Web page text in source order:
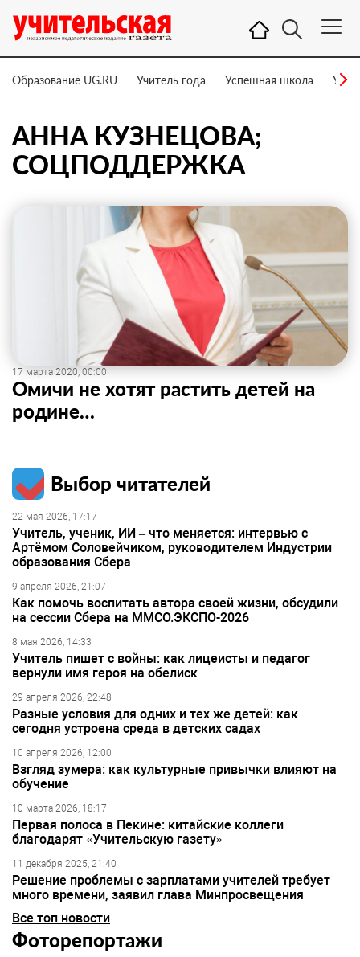
Образование UG.RU Учитель года Успешная школа
АННА КУЗНЕЦОВА;
СОЦПОДДЕРЖКА
17 марта 2020, 00:00
Омичи не хотят растить детей на
родине…
Выбор читателей
22 мая 2026, 17:17
Учитель, ученик, ИИ – что меняется: интервью с
Артёмом Соловейчиком, руководителем Индустрии
образования Сбера
9 апреля 2026, 21:07
Как помочь воспитать автора своей жизни, обсудили
на сессии Сбера на ММСО.ЭКСПО-2026
8 мая 2026, 14:33
Учитель пишет с войны: как лицеисты и педагог
вернули имя героя на обелиск
29 апреля 2026, 22:48
Разные условия для одних и тех же детей: как
сегодня устроена среда в детских садах
10 апреля 2026, 12:00
Взгляд зумера: как культурные привычки влияют на
обучение
10 марта 2026, 18:17
Первая полоса в Пекине: китайские коллеги
благодарят «Учительскую газету»
11 декабря 2025, 21:40
Решение проблемы с зарплатами учителей требует
много времени, заявил глава Минпросвещения
Все топ новости
Фоторепортажи